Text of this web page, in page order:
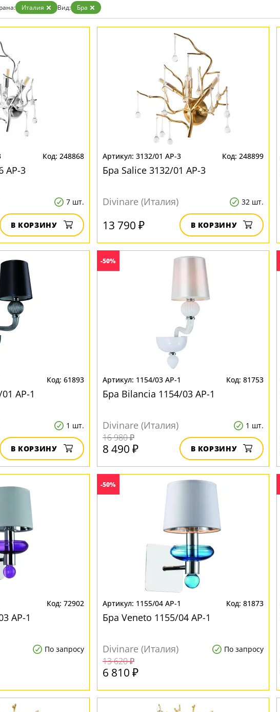
Бренд
Италия Вид: Бра
248868
AP-3
7 шт.
В КОРЗИНУ
3132/01 AP-3 248899
Бра Salice 3132/01 AP-3
Divinare (Италия) 32 шт.
13 790 ₽ В КОРЗИНУ
61893
AP-1
1 шт.
В КОРЗИНУ
-50%
1154/03 AP-1 81753
Бра Bilancia 1154/03 AP-1
Divinare (Италия) 1 шт.
16 980 ₽
8 490 ₽ В КОРЗИНУ
72902
AP-1
По запросу
-50%
1155/04 AP-1 81873
Бра Veneto 1155/04 AP-1
Divinare (Италия) По запросу
13 620 ₽
6 810 ₽